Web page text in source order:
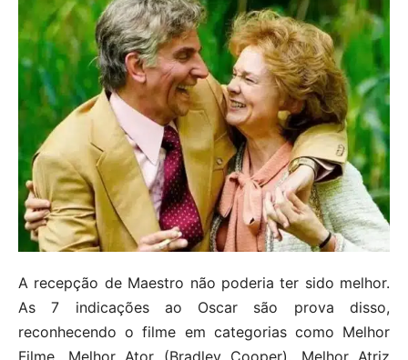
A recepção de Maestro não poderia ter sido melhor.
As 7 indicações ao Oscar são prova disso,
reconhecendo o filme em categorias como Melhor